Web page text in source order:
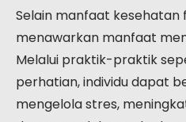
Selain manfaat kesehatan
menawarkan manfaat
Melalui praktik-praktik
perhatian, individu dapat
mengelola stres,